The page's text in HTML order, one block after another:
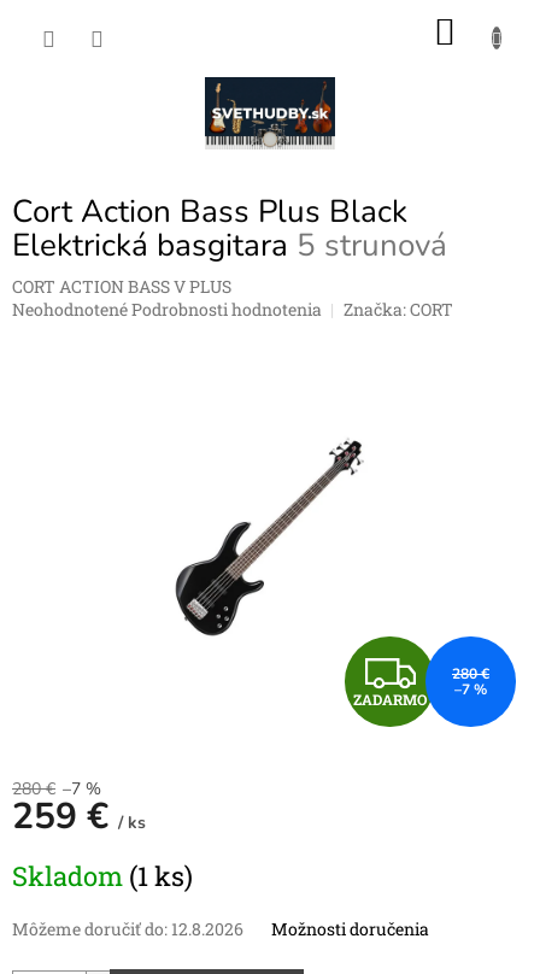
Cort Action Bass Plus Black
Elektrická basgitara 5 strunová
CORT ACTION BASS V PLUS
Priemerné
NeohodnotenéPodrobnosti hodnotenia Značka:CORT
Z
A
M
ZADARMO
280 €
–7 %
280 € –7 %
259 € / ks
cena:
Skladom (1 ks)
Môžeme doručiť do: 12.8.2026 Možnosti doručenia